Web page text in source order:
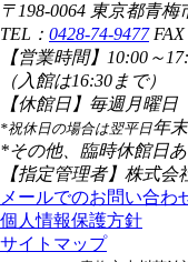
〒198-0064 東京都青
TEL： 0428-74-9477FAX
【営業時間】 10:00～
（入館は16:30まで）
【休館日】 毎週月曜日
*祝休日の場合は翌平日年
*その他、臨時休館日
【指定管理者】 株式会
メールでのお問い合わ
個人情報保護方針
サイトマップ